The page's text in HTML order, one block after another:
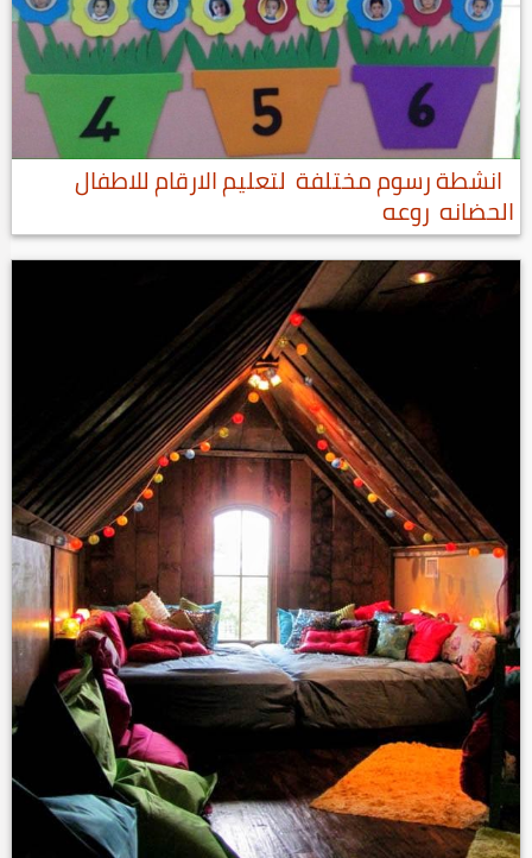
انشطة رسوم مختلفة لتعليم الارقام للاطفال
الحضانه روعه